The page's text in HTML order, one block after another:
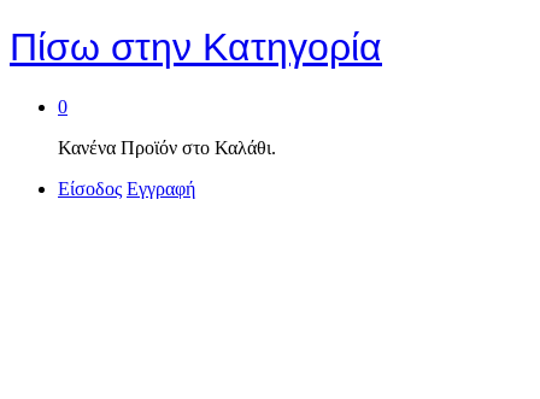
Πίσω στην Κατηγορία
0
Κανένα Προϊόν στο Καλάθι.
Είσοδος Εγγραφή